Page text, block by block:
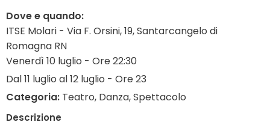
Dove e quando:
ITSE Molari - Via F. Orsini, 19, Santarcangelo di
Romagna RN
Venerdì 10 luglio - Ore 22:30
Dal 11 luglio al 12 luglio - Ore 23
Categoria: Teatro, Danza, Spettacolo
Descrizione